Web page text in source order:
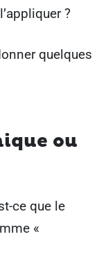
?
quelques
ou
ce que le
«